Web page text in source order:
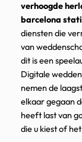
verhoogde
barcelona
diensten die
van
dit is een
Digitale
nemen de
elkaar gegaan
heeft last van
die u kiest of